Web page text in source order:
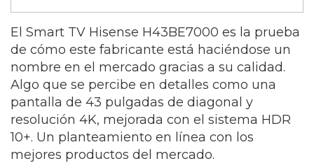
El Smart TV Hisense H43BE7000 es la prueba
de cómo este fabricante está haciéndose un
nombre en el mercado gracias a su calidad.
Algo que se percibe en detalles como una
pantalla de 43 pulgadas de diagonal y
resolución 4K, mejorada con el sistema HDR
10+. Un planteamiento en línea con los
mejores productos del mercado.